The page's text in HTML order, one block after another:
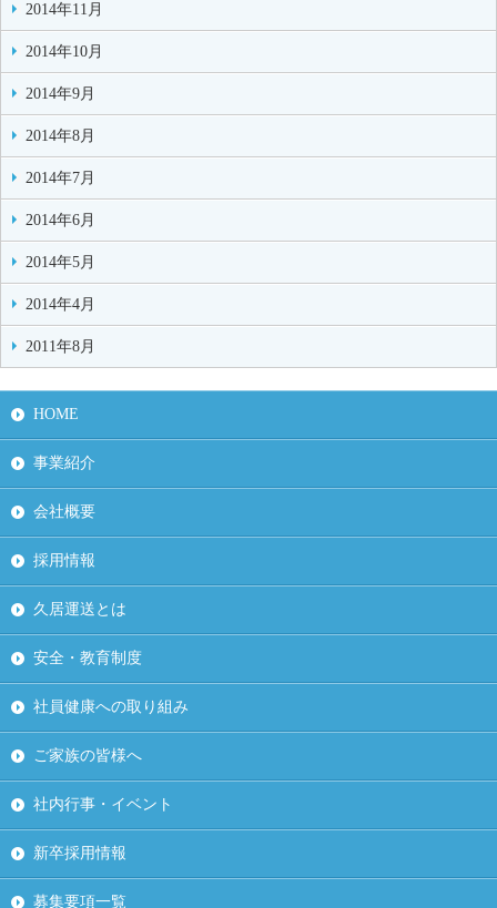
2014年11月
2014年10月
2014年9月
2014年8月
2014年7月
2014年6月
2014年5月
2014年4月
2011年8月
HOME
事業紹介
会社概要
採用情報
久居運送とは
安全・教育制度
社員健康への取り組み
ご家族の皆様へ
社内行事・イベント
新卒採用情報
募集要項一覧